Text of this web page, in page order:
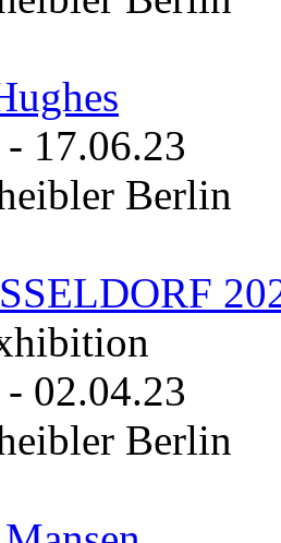
- 17.06.23
Berlin
- 02.04.23
Berlin